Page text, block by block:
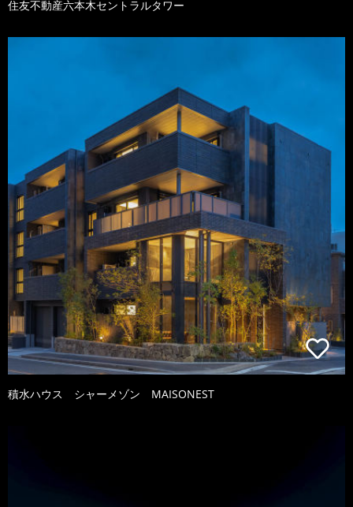
住友不動産六本木セントラルタワー
積水ハウス シャーメゾン MAISONEST